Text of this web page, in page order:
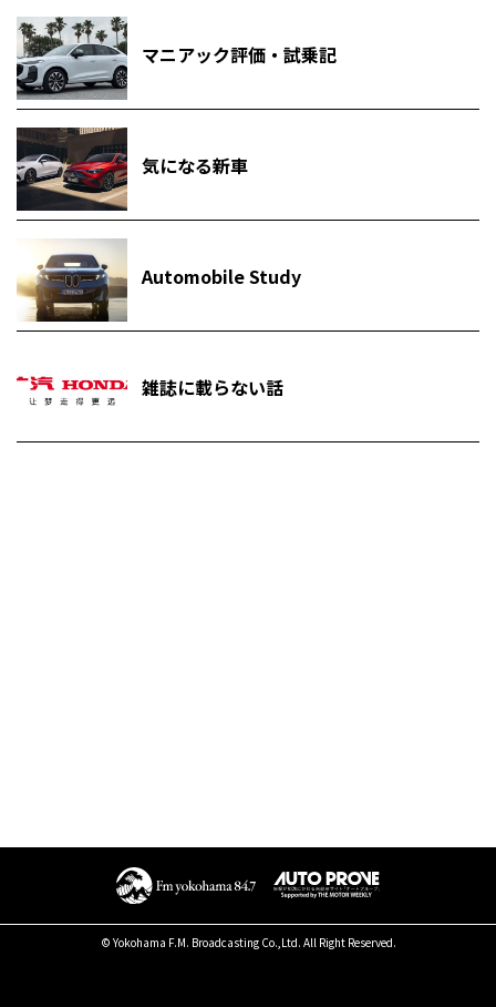
マニアック評価・試乗記
気になる新車
Automobile Study
雑誌に載らない話
© Yokohama F.M. Broadcasting Co.,Ltd. All Right Reserved.